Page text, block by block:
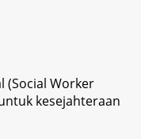
(Social Worker
kesejahteraan